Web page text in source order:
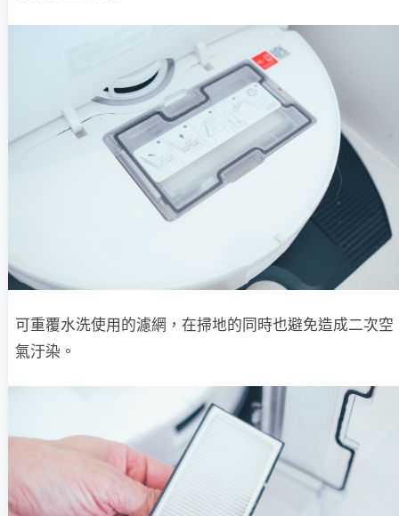
可重覆水洗使用的濾網，在掃地的同時也避免造成二次空
氣汙染。